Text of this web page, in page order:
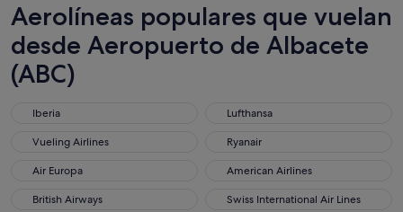
Aerolíneas populares que vuelan
desde Aeropuerto de Albacete
(ABC)
Iberia
Lufthansa
Vueling Airlines
Ryanair
Air Europa
American Airlines
British Airways
Swiss International Air Lines